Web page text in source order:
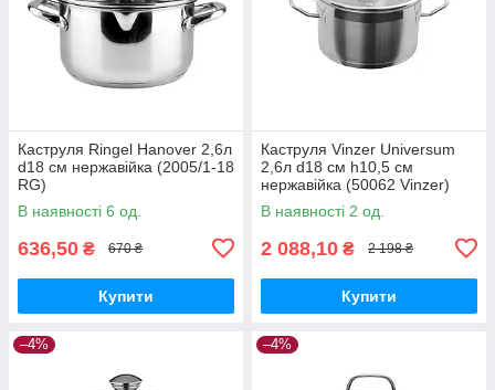
Каструля Ringel Hanover 2,6л
d18 см нержавійка (2005/1-18
RG)
В наявності 6 од.
636,50 ₴ 670 ₴
Купити
Каструля Vinzer Universum
2,6л d18 см h10,5 см
нержавійка (50062 Vinzer)
В наявності 2 од.
2 088,10 ₴ 2 198 ₴
Купити
–4% –4%